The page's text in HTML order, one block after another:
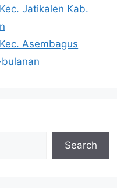
Jatikalen Kab.
Asembagus
Search